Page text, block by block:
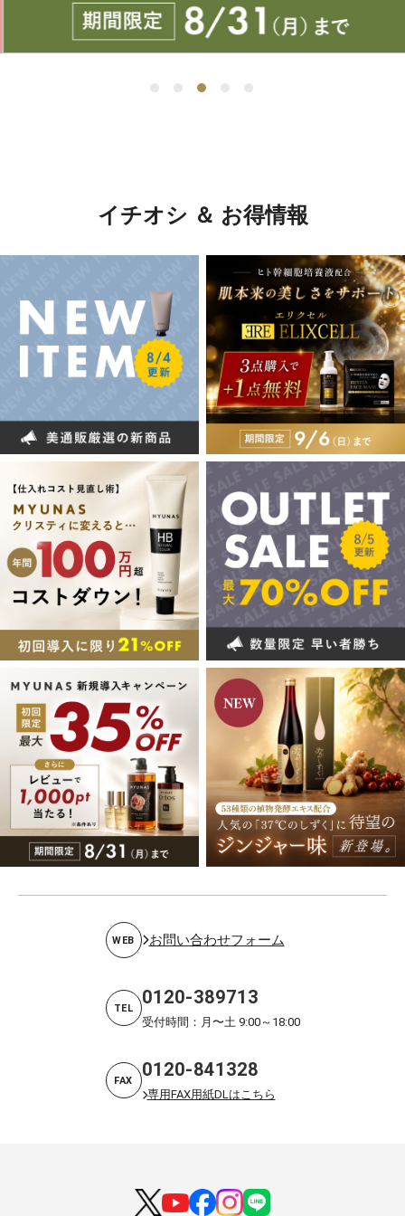
イチオシ ＆ お得情報
WEB お問い合わせフォーム
TEL 0120-389713
受付時間：月〜土 9:00～18:00
FAX 0120-841328
専用FAX用紙DLはこちら